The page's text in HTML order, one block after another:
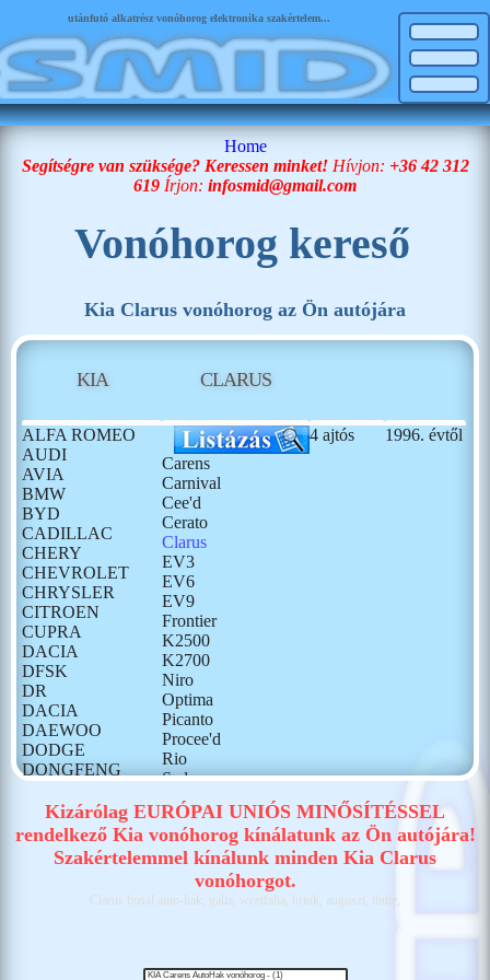
utánfutó alkatrész vonóhorog elektronika szakértelem...
Home
Segítségre van szüksége? Keressen minket! Hívjon: +36 42 312
619 Írjon: infosmid@gmail.com
Vonóhorog kereső
Kia Clarus vonóhorog az Ön autójára
KIA CLARUS
ALFA ROMEO
AUDI
AVIA
BMW
BYD
CADILLAC
CHERY
CHEVROLET
CHRYSLER
CITROEN
CUPRA
DACIA
DFSK
DR
DACIA
DAEWOO
DODGE
DONGFENG
FORD
GONOW
HONDA
HONGQI
HYUNDAI
Carens
Carnival
Cee'd
Cerato
Clarus
EV3
EV6
EV9
Frontier
K2500
K2700
Niro
Optima
Picanto
Procee'd
Rio
Sedona
Sephia
Shuma
Sorento
Soul
Sportage I
Sportage II
Stinger
4 ajtós 1996. évtől
Kizárólag EURÓPAI UNIÓS MINŐSÍTÉSSEL
rendelkező Kia vonóhorog kínálatunk az Ön autójára!
Szakértelemmel kínálunk minden Kia Clarus
vonóhorgot.
Clarus bosal auto-hak, galia, westfalia, brink, auguszt, thule,